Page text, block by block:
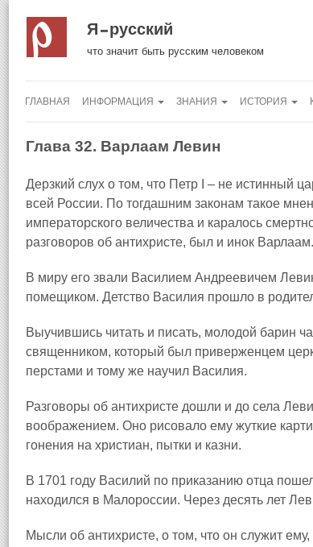
Я русский
что значит быть русским человеком
ГЛАВНАЯ ИНФОРМАЦИЯ ЗНАНИЯ ИСТОРИЯ
Глава 32. Варлаам Левин
Дерзкий слух о том, что Петр I – не истинный
всей России. По тогдашним законам такое
императорского величества и каралось
разговоров об антихристе, был и инок Варлаам.
В миру его звали Василием Андреевичем
помещиком. Детство Василия прошло в
Выучившись читать и писать, молодой барин
священником, который был приверженцем
перстами и тому же научил Василия.
Разговоры об антихристе дошли и до села
воображением. Оно рисовало ему жуткие
гонения на христиан, пытки и казни.
В 1701 году Василий по приказанию отца
находился в Малороссии. Через десять лет
Мысли об антихристе, о том, что он служит